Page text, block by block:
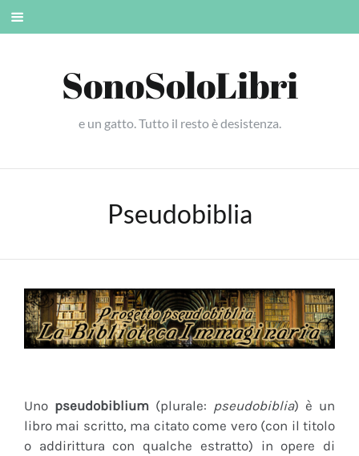
Skip
SonoSoloLibri
e un gatto. Tutto il resto è desistenza.
Pseudobiblia
Uno pseudobiblium (plurale: pseudobiblia) è un
libro mai scritto, ma citato come vero (con il titolo
o addirittura con qualche estratto) in opere di